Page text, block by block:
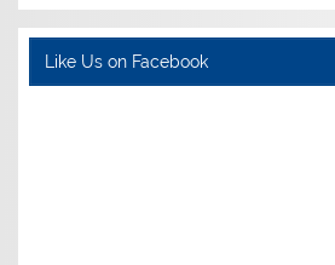
Like Us on Facebook